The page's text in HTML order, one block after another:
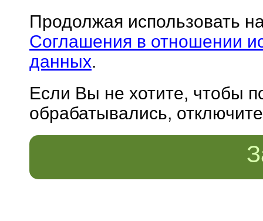
Продолжая использовать
Соглашения в отношении
данных.
Если Вы не хотите, чтобы
обрабатывались,